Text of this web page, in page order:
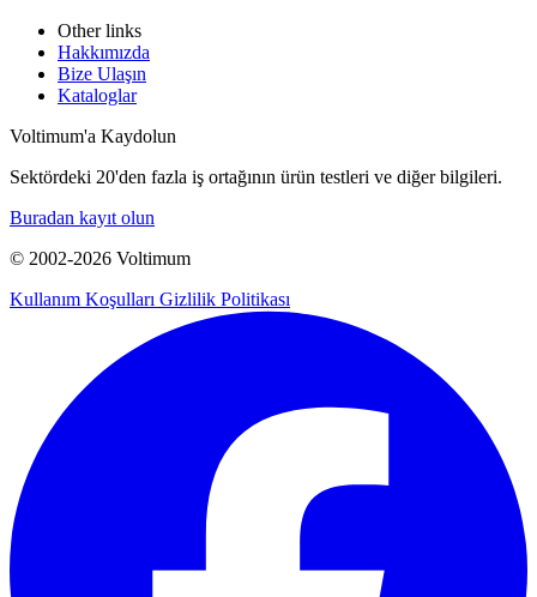
Other links
Hakkımızda
Bize Ulaşın
Kataloglar
Voltimum'a Kaydolun
Sektördeki 20'den fazla iş ortağının ürün testleri ve diğer bilgileri.
Buradan kayıt olun
© 2002-2026 Voltimum
Kullanım Koşulları Gizlilik Politikası